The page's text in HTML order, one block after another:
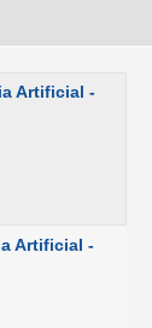
Artificial -
Artificial -